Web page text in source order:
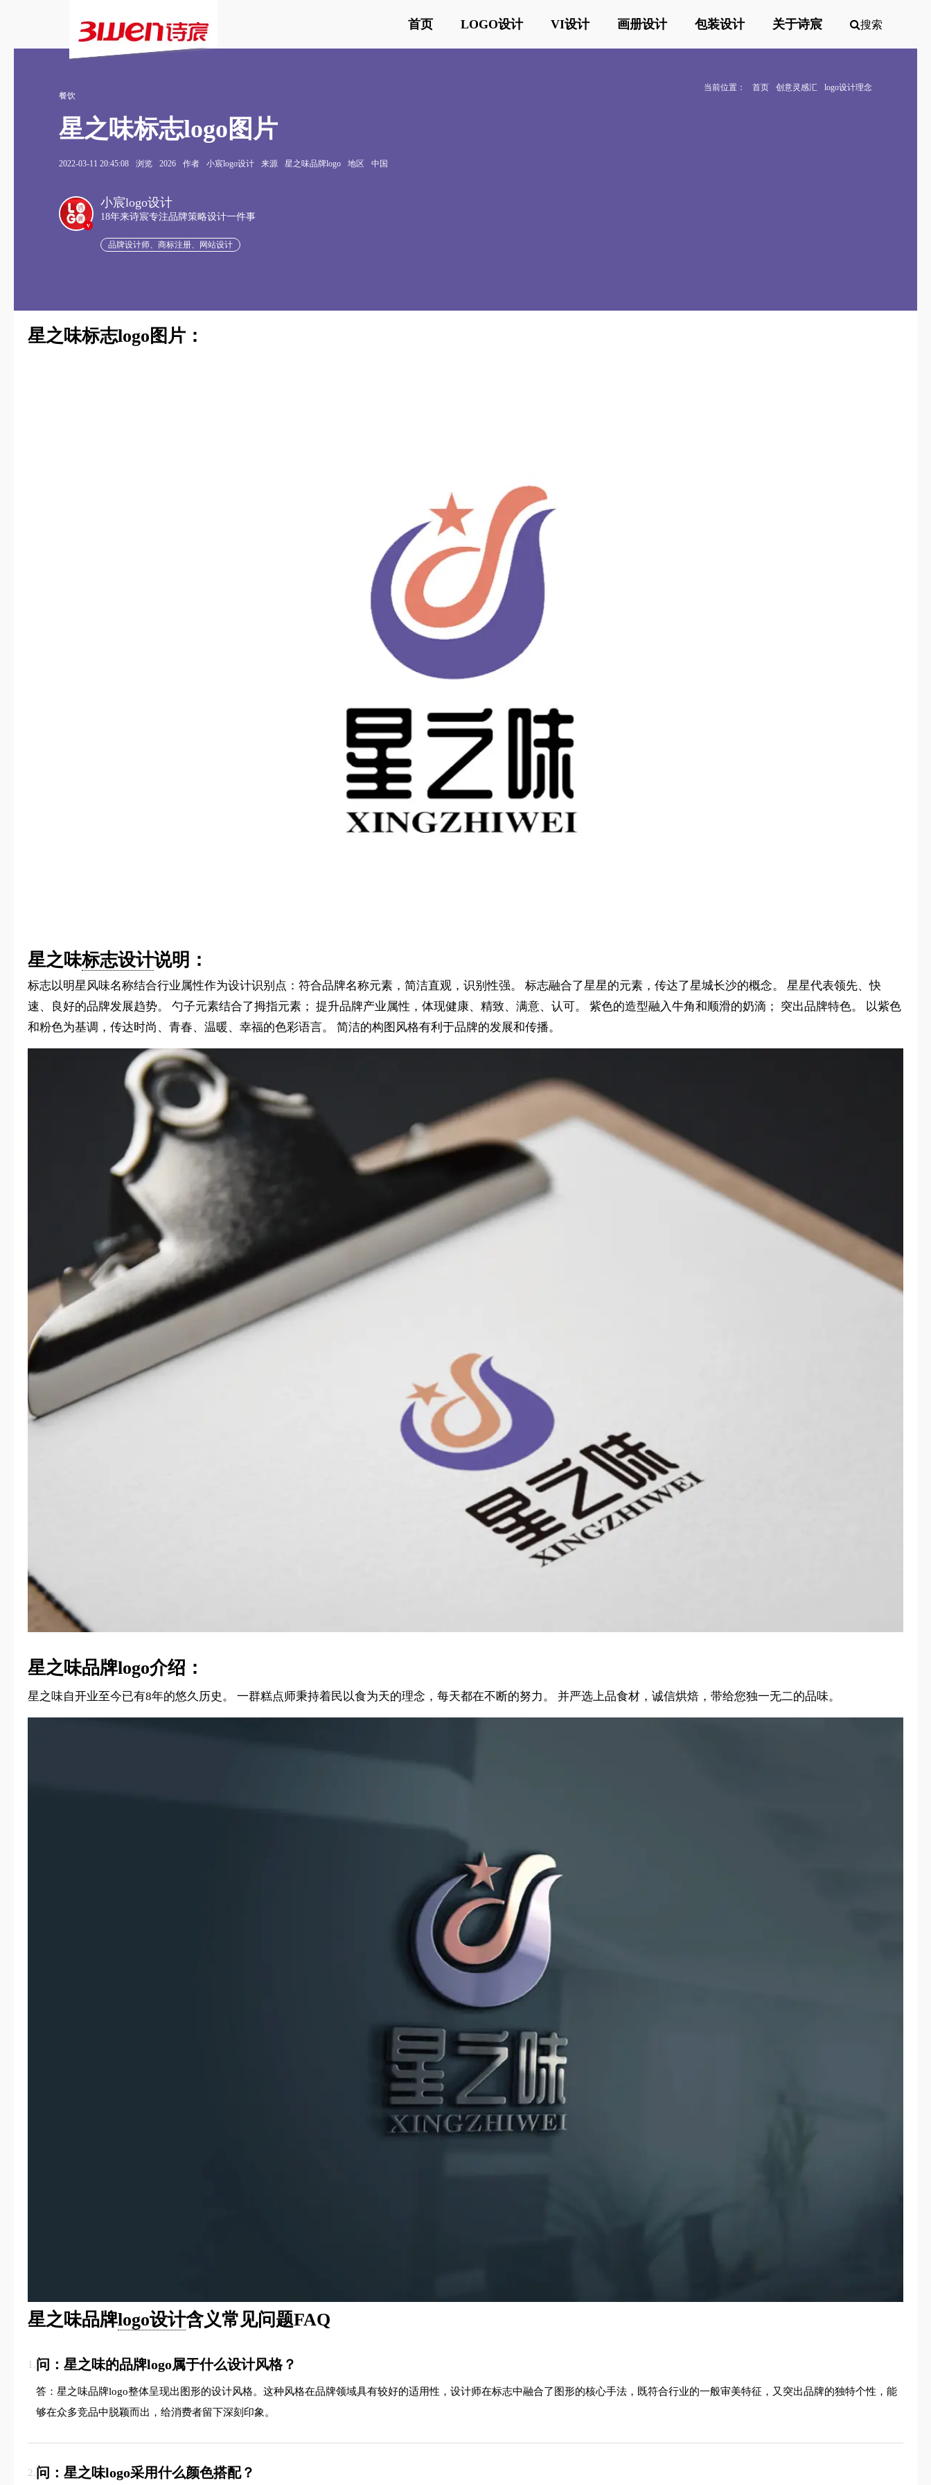
首页 LOGO设计 VI设计 画册设计 包装设计 关于诗宸 搜索
当前位置： 首页 创意灵感汇
logo设计理念
餐饮
星之味标志logo图片
2022-03-11 20:45:08 浏览 2026 作者 小宸logo设计 来源 星之味品牌logo 地区 中国
v
小宸logo设计
18年来诗宸专注品牌策略设计一件事
品牌设计师、商标注册、网站设计
星之味标志logo图片：
星之味标志设计说明：
标志以明星风味名称结合行业属性作为设计识别点：符合品牌名称元素，简洁直观，识别性强。 标志融合了星星的元素，传达了星城长沙的概念。 星星代表领先、快
速、良好的品牌发展趋势。 勺子元素结合了拇指元素； 提升品牌产业属性，体现健康、精致、满意、认可。 紫色的造型融入牛角和顺滑的奶滴； 突出品牌特色。 以紫色
和粉色为基调，传达时尚、青春、温暖、幸福的色彩语言。 简洁的构图风格有利于品牌的发展和传播。
星之味品牌logo介绍：
星之味自开业至今已有8年的悠久历史。 一群糕点师秉持着民以食为天的理念，每天都在不断的努力。 并严选上品食材，诚信烘焙，带给您独一无二的品味。
星之味品牌logo设计含义常见问题FAQ
1.问：星之味的品牌logo属于什么设计风格？
答：星之味品牌logo整体呈现出图形的设计风格。这种风格在品牌领域具有较好的适用性，设计师在标志中融合了图形的核心手法，既符合行业的一般审美特征，又突出品牌的独特个性，能
够在众多竞品中脱颖而出，给消费者留下深刻印象。
2.问：星之味logo采用什么颜色搭配？